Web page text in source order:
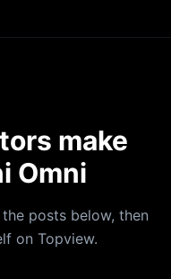
make
Omni
posts below, then
on Topview.